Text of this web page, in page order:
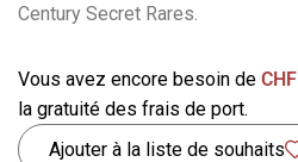
Century Secret Rares.
Vous avez encore besoin de CHF
la gratuité des frais de port.
Ajouter à la liste de souhaits